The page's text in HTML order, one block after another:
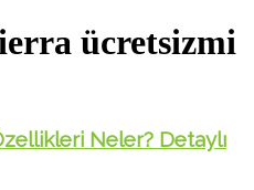
ücretsizmi
Neler? Detaylı